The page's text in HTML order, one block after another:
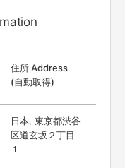
住所 Address
(自動取得)
日本, 東京都渋谷
区道玄坂２丁目
１